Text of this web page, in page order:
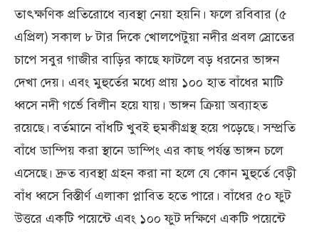
তাৎক্ষণিক প্রতিরোধে ব্যবস্থা নেয়া হয়নি। ফলে রবিবার (৫
এপ্রিল) সকাল ৮ টার দিকে খোলপেটুয়া নদীর প্রবল স্রোতের
চাপে সবুর গাজীর বাড়ির কাছে ফাটলে বড় ধরনের ভাঙ্গন
দেখা দেয়। এবং মুহুর্তের মধ্যে প্রায় ১০০ হাত বাঁধের মাটি
ধ্বসে নদী গর্ভে বিলীন হয়ে যায়। ভাঙ্গন ক্রিয়া অব্যাহত
রয়েছে। বর্তমানে বাঁধটি খুবই হুমকীগ্রস্থ হয়ে পড়েছে। সম্প্রতি
বাঁধে ডাম্পিয় করা স্থানে ডাম্পিং এর কাছ পর্যন্ত ভাঙ্গন চলে
এসেছে। দ্রুত ব্যবস্থা গ্রহন করা না হলে যে কোন মুহুর্তে বেড়ী
বাঁধ ধ্বসে বিস্তীর্ণ এলাকা প্লাবিত হতে পারে। বাঁধের ৫০ ফুট
উত্তরে একটি পয়েন্টে এবং ১০০ ফুট দক্ষিণে একটি পয়েন্টে